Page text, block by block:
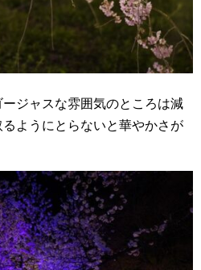
ジャスな雰囲気のところは減
ようにとらないと華やかさが